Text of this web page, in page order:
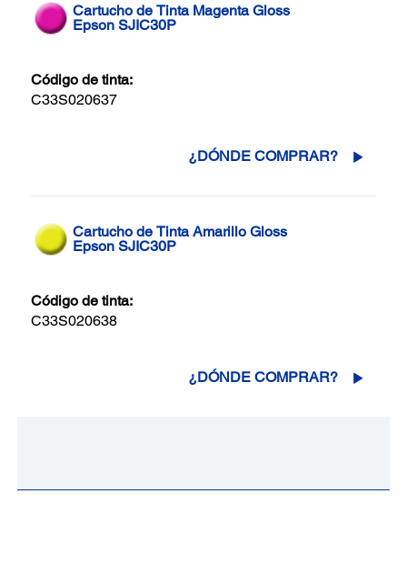
Cartucho de Tinta Magenta Gloss
Epson SJIC30P
Código de tinta:
C33S020637
¿DÓNDE COMPRAR?
Cartucho de Tinta Amarillo Gloss
Epson SJIC30P
Código de tinta:
C33S020638
¿DÓNDE COMPRAR?